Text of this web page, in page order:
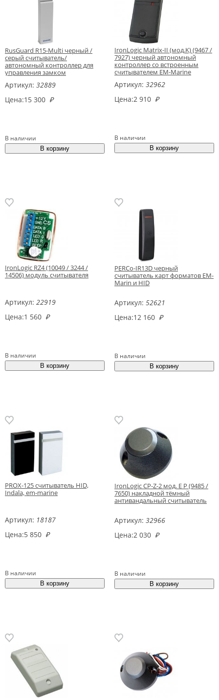
RusGuard R15-Multi черный /
серый считыватель/
автономный контроллер для
управления замком
Артикул: 32889
Цена:15 300 ₽
В наличии
IronLogic Matrix-II (мод.K) (9467 /
7927) черный автономный
контроллер со встроенным
считывателем EM-Marine
Артикул: 32962
Цена:2 910 ₽
В наличии
IronLogic RZ4 (10049 / 3244 /
14506) модуль считывателя
Артикул: 22919
Цена:1 560 ₽
В наличии
PERCo-IR13D черный
считыватель карт форматов EM-
Marin и HID
Артикул: 52621
Цена:12 160 ₽
В наличии
PROX-125 считыватель HID,
Indala, em-marine
Артикул: 18187
Цена:5 850 ₽
В наличии
IronLogic CP-Z-2 мод. E P (9485 /
7650) накладной тёмный
антивандальный считыватель
Артикул: 32966
Цена:2 030 ₽
В наличии